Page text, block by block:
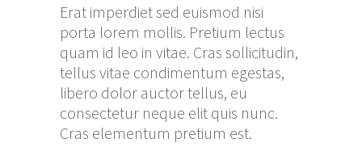
Erat imperdiet sed euismod nisi
porta lorem mollis. Pretium lectus
quam id leo in vitae. Cras sollicitudin,
tellus vitae condimentum egestas,
libero dolor auctor tellus, eu
consectetur neque elit quis nunc.
Cras elementum pretium est.